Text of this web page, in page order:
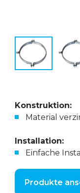
Konstruktion:
Material
Installation:
Einfache
Produkte